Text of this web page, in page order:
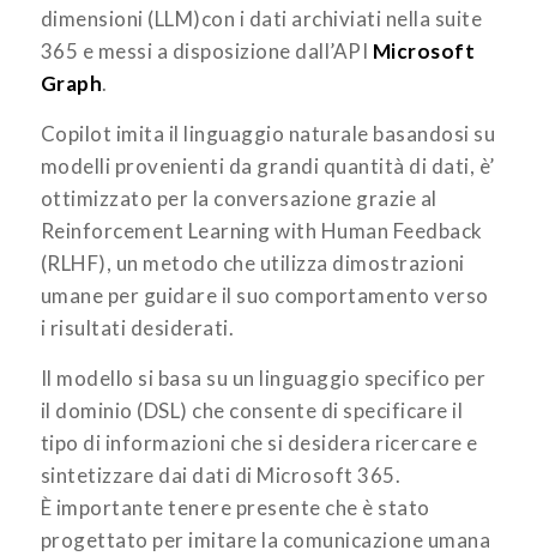
dimensioni (LLM)con i dati archiviati nella suite
365 e messi a disposizione dall’API Microsoft
Graph.
Copilot imita il linguaggio naturale basandosi su
modelli provenienti da grandi quantità di dati, è’
ottimizzato per la conversazione grazie al
Reinforcement Learning with Human Feedback
(RLHF), un metodo che utilizza dimostrazioni
umane per guidare il suo comportamento verso
i risultati desiderati.
Il modello si basa su un linguaggio specifico per
il dominio (DSL) che consente di specificare il
tipo di informazioni che si desidera ricercare e
sintetizzare dai dati di Microsoft 365.
È importante tenere presente che è stato
progettato per imitare la comunicazione umana